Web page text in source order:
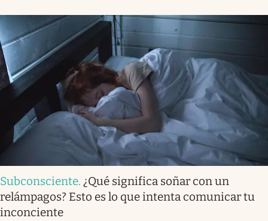
Subconsciente. ¿Qué significa soñar con un
relámpagos? Esto es lo que intenta comunicar tu
inconciente